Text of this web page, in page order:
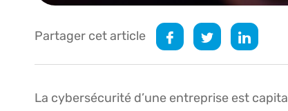
Partager cet article
La cybersécurité d’une entreprise est